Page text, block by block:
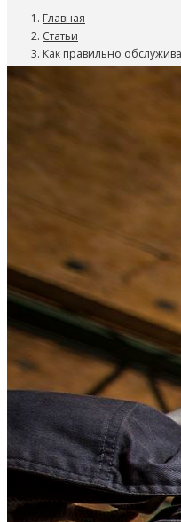
Главная
Статьи
Как правильно